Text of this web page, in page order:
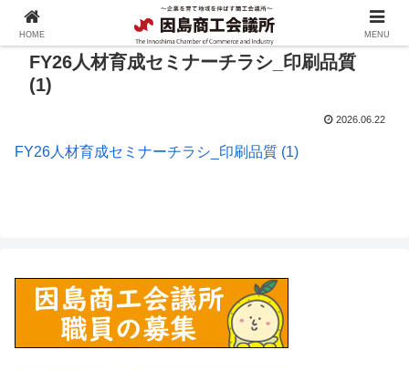
FY26人材育成セミナーチラシ_印刷品質
(1)
2026.06.22
FY26人材育成セミナーチラシ_印刷品質 (1)
HOME MENU